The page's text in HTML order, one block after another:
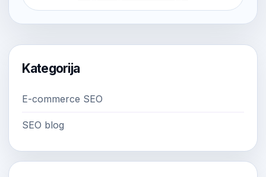
Kategorija
E-commerce SEO
SEO blog